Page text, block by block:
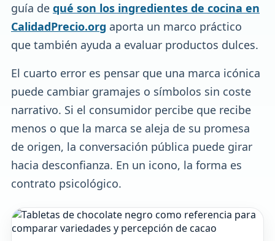
guía de qué son los ingredientes de cocina en
CalidadPrecio.org aporta un marco práctico
que también ayuda a evaluar productos dulces.
El cuarto error es pensar que una marca icónica
puede cambiar gramajes o símbolos sin coste
narrativo. Si el consumidor percibe que recibe
menos o que la marca se aleja de su promesa
de origen, la conversación pública puede girar
hacia desconfianza. En un icono, la forma es
contrato psicológico.